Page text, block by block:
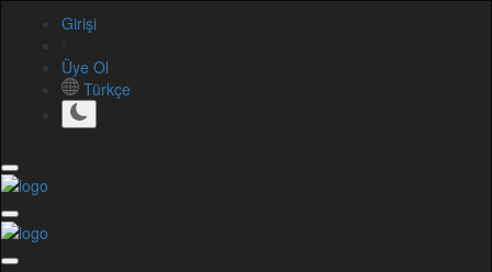
Girişi
Üye Ol
Türkçe